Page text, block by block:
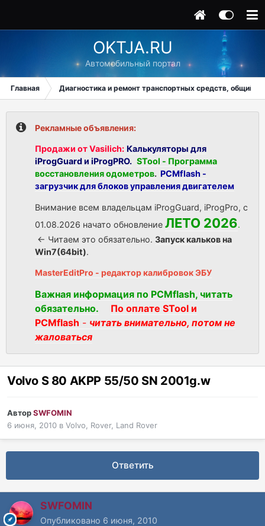
OKTJA.RU
Автомобильный портал
Главная Диагностика и ремонт транспортных средств, общий
Рекламные объявления:
Продажи от Vasilich: Калькуляторы для
iProgGuard и iProgPRO. STool - Программа
восстановления одометров. PCMflash -
загрузчик для блоков управления двигателем
Внимание всем владельцам iProgGuard, iProgPro, с
01.08.2026 начато обновление ЛЕТО 2026.
<- Читаем это обязательно. Запуск кальков на
Win7(64bit).
MasterEditPro - редактор калибровок ЭБУ
Важная информация по PCMflash, читать
обязательно.
По оплате STool и
PCMflash - читать внимательно, потом не
жаловаться
Volvo S 80 AKPP 55/50 SN 2001g.w
АвторSWFOMIN
6 июня, 2010 в Volvo, Rover, Land Rover
Ответить
SWFOMIN
Опубликовано 6 июня, 2010